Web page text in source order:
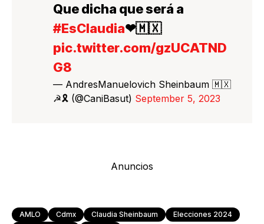
Que dicha que será a
#EsClaudia❤🇲🇽
pic.twitter.com/gzUCATND
G8
— AndresManuelovich Sheinbaum 🇲🇽
☭🎗 (@CaniBasut) September 5, 2023
Anuncios
AMLO Cdmx Claudia Sheinbaum Elecciones 2024